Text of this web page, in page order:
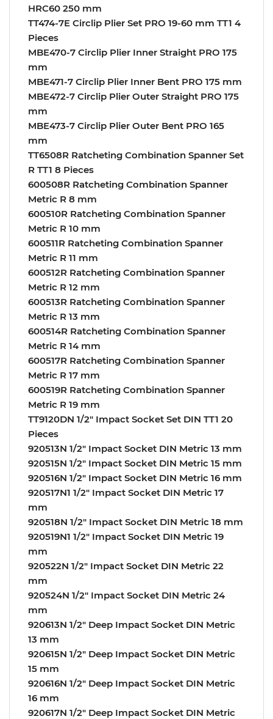
HRC60 250 mm
TT474-7E Circlip Plier Set PRO 19-60 mm TT1 4
Pieces
MBE470-7 Circlip Plier Inner Straight PRO 175
mm
MBE471-7 Circlip Plier Inner Bent PRO 175 mm
MBE472-7 Circlip Plier Outer Straight PRO 175
mm
MBE473-7 Circlip Plier Outer Bent PRO 165
mm
TT6508R Ratcheting Combination Spanner Set
R TT1 8 Pieces
600508R Ratcheting Combination Spanner
Metric R 8 mm
600510R Ratcheting Combination Spanner
Metric R 10 mm
600511R Ratcheting Combination Spanner
Metric R 11 mm
600512R Ratcheting Combination Spanner
Metric R 12 mm
600513R Ratcheting Combination Spanner
Metric R 13 mm
600514R Ratcheting Combination Spanner
Metric R 14 mm
600517R Ratcheting Combination Spanner
Metric R 17 mm
600519R Ratcheting Combination Spanner
Metric R 19 mm
TT9120DN 1/2″ Impact Socket Set DIN TT1 20
Pieces
920513N 1/2″ Impact Socket DIN Metric 13 mm
920515N 1/2″ Impact Socket DIN Metric 15 mm
920516N 1/2″ Impact Socket DIN Metric 16 mm
920517N1 1/2″ Impact Socket DIN Metric 17
mm
920518N 1/2″ Impact Socket DIN Metric 18 mm
920519N1 1/2″ Impact Socket DIN Metric 19
mm
920522N 1/2″ Impact Socket DIN Metric 22
mm
920524N 1/2″ Impact Socket DIN Metric 24
mm
920613N 1/2″ Deep Impact Socket DIN Metric
13 mm
920615N 1/2″ Deep Impact Socket DIN Metric
15 mm
920616N 1/2″ Deep Impact Socket DIN Metric
16 mm
920617N 1/2″ Deep Impact Socket DIN Metric